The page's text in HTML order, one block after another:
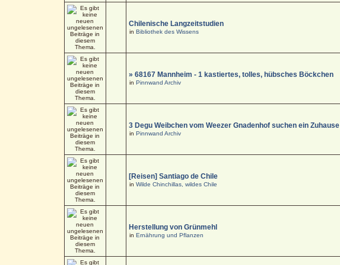
Chilenische Langzeitstudien
in Bibliothek des Wissens
» 68167 Mannheim - 1 kastiertes, tolles, hübsches Böckchen
in Pinnwand Archiv
3 Degu Weibchen vom Weezer Gnadenhof suchen ein Zuhause
in Pinnwand Archiv
[Reisen] Santiago de Chile
in Wilde Chinchillas, wildes Chile
Herstellung von Grünmehl
in Ernährung und Pflanzen